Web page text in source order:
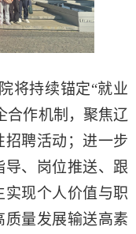
将持续锚定“就业
合作机制，聚焦辽
招聘活动；进一步
、岗位推送、跟
实现个人价值与职
质量发展输送高素